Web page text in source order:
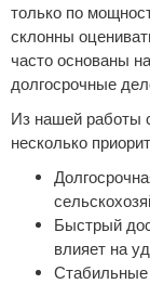
только по
склонны
часто основаны
долгосрочные
Из нашей работы
несколько
Быстрый
влияет на
Стабильные